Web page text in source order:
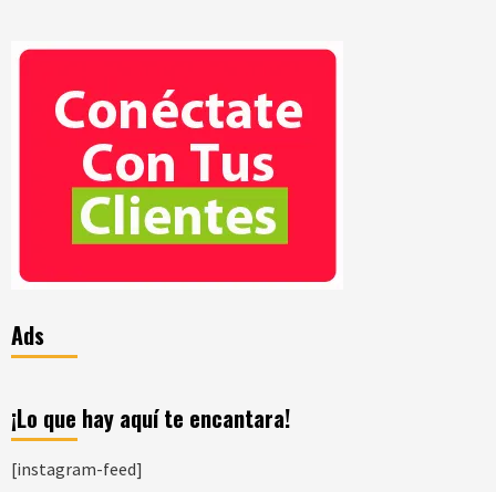
Ads
¡Lo que hay aquí te encantara!
[instagram-feed]